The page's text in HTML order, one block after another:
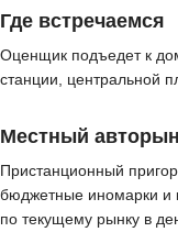
Где встречаемся
Оценщик подъедет к
станции, центральной
Местный
Пристанционный
бюджетные иномарки и
по текущему рынку в